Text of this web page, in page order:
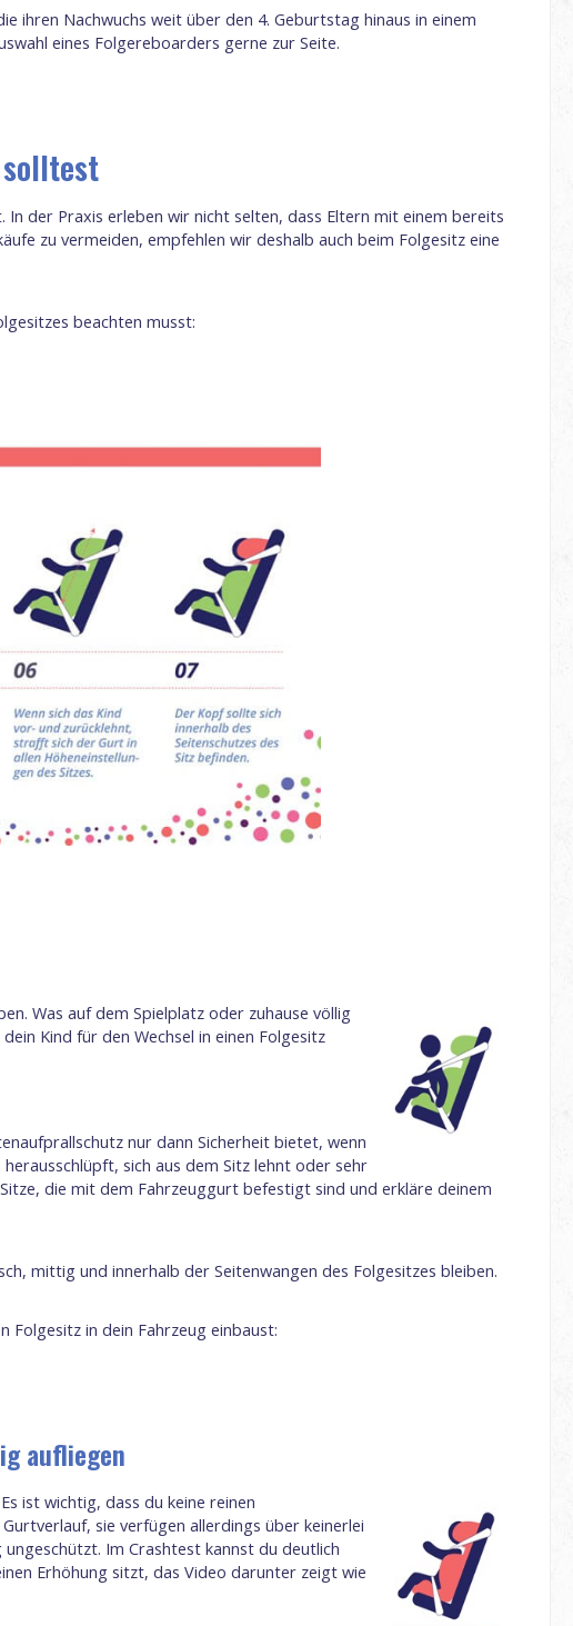
ihren Nachwuchs weit über den 4. Geburtstag hinaus in einem
eines Folgereboarders gerne zur Seite.
solltest
der Praxis erleben wir nicht selten, dass Eltern mit einem bereits
zu vermeiden, empfehlen wir deshalb auch beim Folgesitz eine
beachten musst:
Was auf dem Spielplatz oder zuhause völlig
Kind für den Wechsel in einen Folgesitz
nur dann Sicherheit bietet, wenn
sich aus dem Sitz lehnt oder sehr
die mit dem Fahrzeuggurt befestigt sind und erkläre deinem
mittig und innerhalb der Seitenwangen des Folgesitzes bleiben.
Folgesitz in dein Fahrzeug einbaust:
aufliegen
ist wichtig, dass du keine reinen
sie verfügen allerdings über keinerlei
Im Crashtest kannst du deutlich
Erhöhung sitzt, das Video darunter zeigt wie